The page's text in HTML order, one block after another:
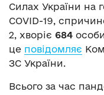
Силах України на
COVID-19,
2, хворіє 684
це повідомляє
ЗС України.
Всього за час